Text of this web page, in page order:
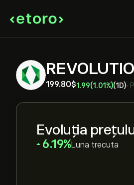
199.80‎$‎1.99(1.01%)(1D)•
Evoluția
‎6.19‎ Luna trecuta